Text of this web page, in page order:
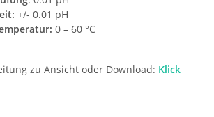
+/- 0.01 pH
0 – 60 °C
zu Ansicht oder Download: Klick